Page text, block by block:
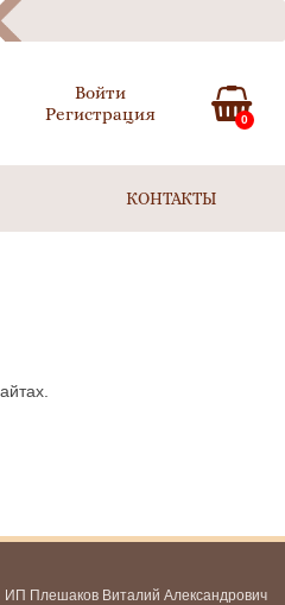
Войти
Регистрация
0
КОНТАКТЫ
ИП Плешаков Виталий Александрович